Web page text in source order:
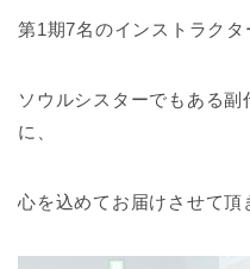
第1期7名のインストラクタ
ソウルシスターでもある
に、
心を込めてお届けさせて頂